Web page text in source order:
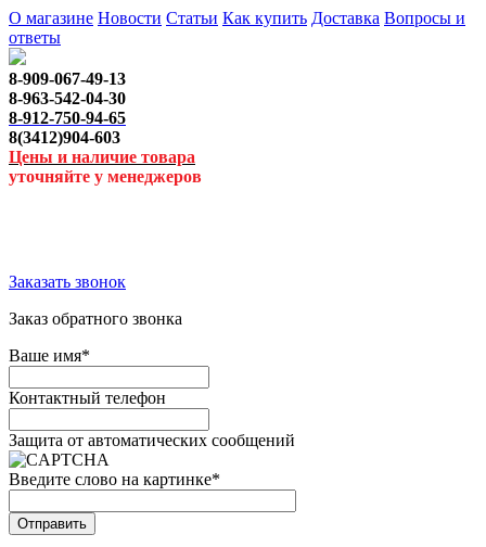
О магазине Новости Статьи Как купить Доставка Вопросы и
ответы
8-909-067-49-13
8-963-542-04-30
8-912-750-94-65
8(3412)904-603
Цены и наличие товара
уточняйте у менеджеров
Заказать звонок
Заказ обратного звонка
Ваше имя*
Контактный телефон
Защита от автоматических сообщений
Введите слово на картинке*